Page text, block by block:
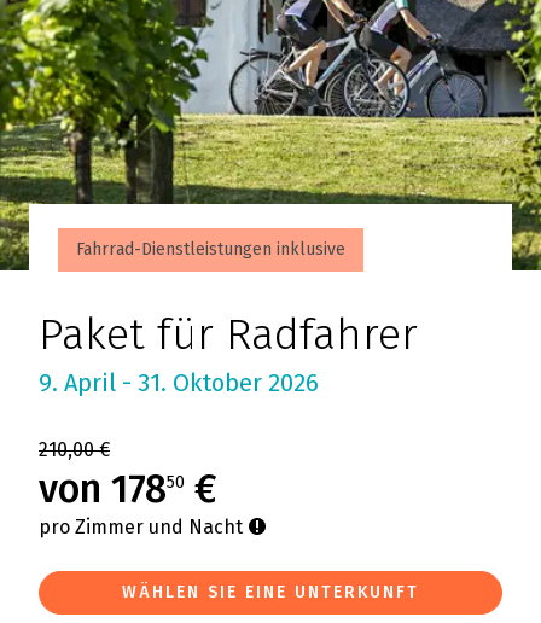
Fahrrad-Dienstleistungen inklusive
Paket für Radfahrer
9. April - 31. Oktober 2026
210,00 €
von 17850 €
pro Zimmer und Nacht
WÄHLEN SIE EINE UNTERKUNFT